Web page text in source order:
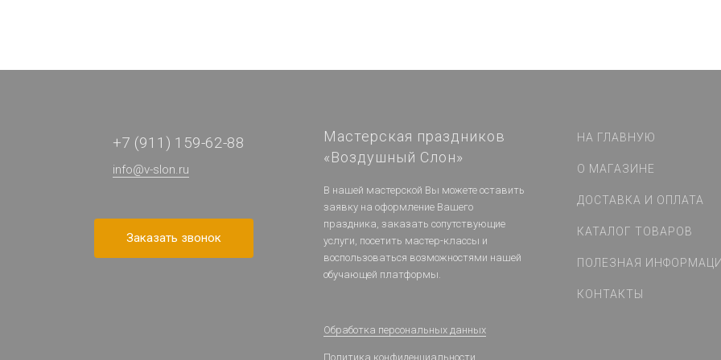
+7 (911) 159-62-88
info@v-slon.ru
Заказать звонок
Мастерская праздников
«Воздушный Слон»
В нашей мастерской Вы можете оставить
заявку на оформление Вашего
праздника, заказать сопутствующие
услуги, посетить мастер-классы и
воспользоваться возможностями нашей
обучающей платформы.
Обработка персональных данных
Политика конфиденциальности
НА ГЛАВНУЮ
О МАГАЗИНЕ
ДОСТАВКА И ОПЛАТА
КАТАЛОГ ТОВАРОВ
ПОЛЕЗНАЯ
КОНТАКТЫ